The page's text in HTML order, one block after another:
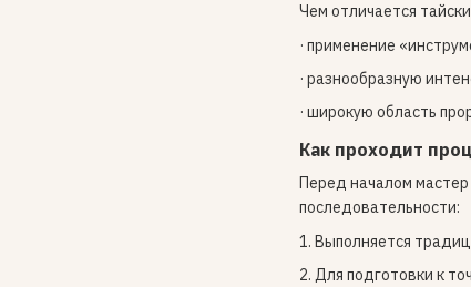
Чем отличается
· применение
· разнообразную
· широкую область
Как проходит
Перед началом
последовательности:
1. Выполняется
2. Для подготовки к